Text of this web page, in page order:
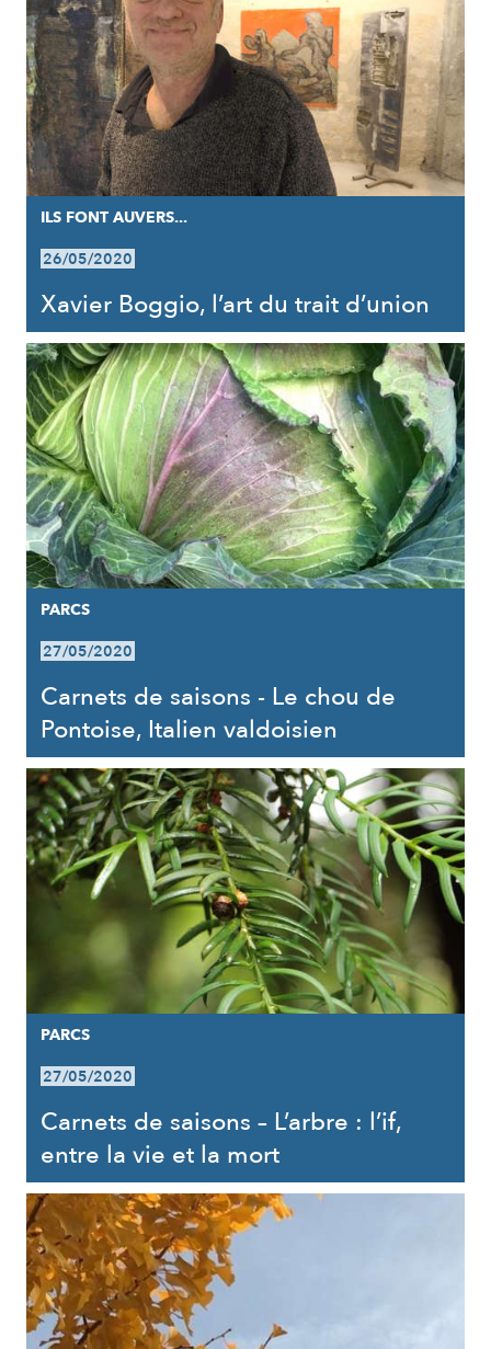
ILS FONT AUVERS...
26/05/2020
Xavier Boggio, l’art du trait d’union
PARCS
27/05/2020
Carnets de saisons - Le chou de
Pontoise, Italien valdoisien
PARCS
27/05/2020
Carnets de saisons – L’arbre : l’if,
entre la vie et la mort